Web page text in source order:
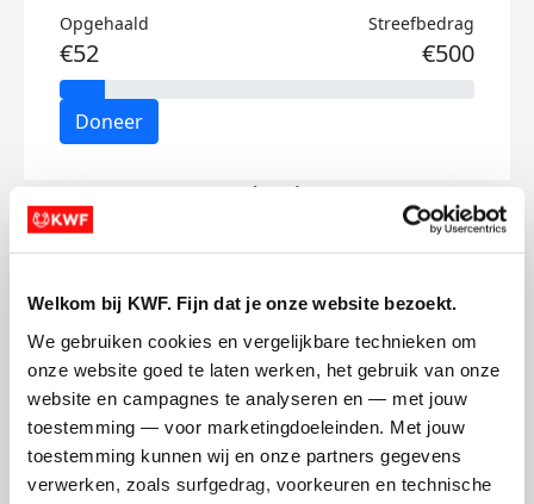
Welkom bij KWF. Fijn dat je onze website bezoekt.
We gebruiken cookies en vergelijkbare technieken om
onze website goed te laten werken, het gebruik van onze
website en campagnes te analyseren en — met jouw
toestemming — voor marketingdoeleinden. Met jouw
toestemming kunnen wij en onze partners gegevens
verwerken, zoals surfgedrag, voorkeuren en technische
Opgehaald
€52
Streefbedrag
€500
Doneer
Isa's badges